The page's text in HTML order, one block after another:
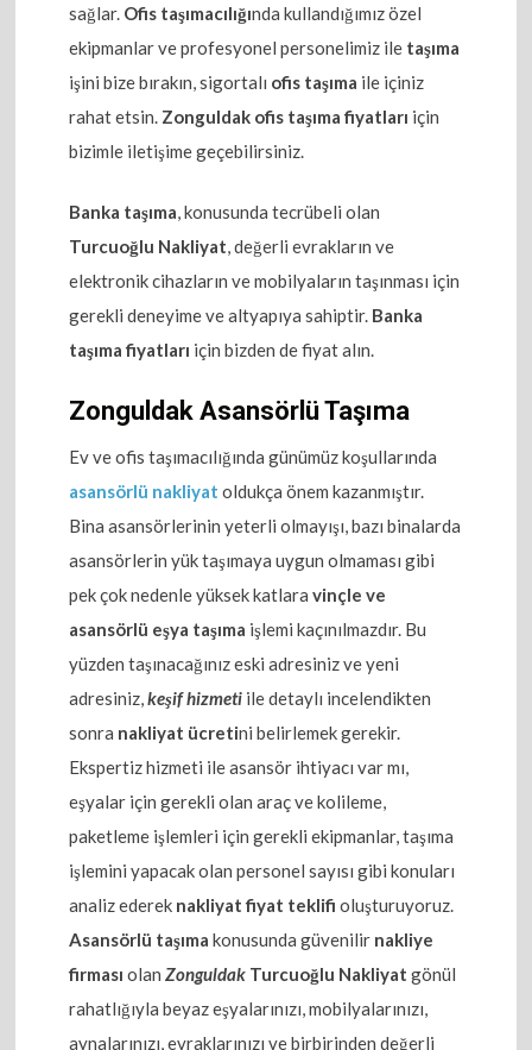
sağlar. Ofis taşımacılığında kullandığımız özel
ekipmanlar ve profesyonel personelimiz ile taşıma
işini bize bırakın, sigortalı ofis taşıma ile içiniz
rahat etsin. Zonguldak ofis taşıma fiyatları için
bizimle iletişime geçebilirsiniz.
Banka taşıma, konusunda tecrübeli olan
Turcuoğlu Nakliyat, değerli evrakların ve
elektronik cihazların ve mobilyaların taşınması için
gerekli deneyime ve altyapıya sahiptir. Banka
taşıma fiyatları için bizden de fiyat alın.
Zonguldak Asansörlü Taşıma
Ev ve ofis taşımacılığında günümüz koşullarında
asansörlü nakliyat oldukça önem kazanmıştır.
Bina asansörlerinin yeterli olmayışı, bazı binalarda
asansörlerin yük taşımaya uygun olmaması gibi
pek çok nedenle yüksek katlaravinçle ve
asansörlü eşya taşıma işlemi kaçınılmazdır. Bu
yüzden taşınacağınız eski adresiniz ve yeni
adresiniz,keşif hizmeti ile detaylı incelendikten
sonra nakliyat ücretini belirlemek gerekir.
Ekspertiz hizmeti ile asansör ihtiyacı var mı,
eşyalar için gerekli olan araç ve kolileme,
paketleme işlemleri için gerekli ekipmanlar, taşıma
işlemini yapacak olan personel sayısı gibi konuları
analiz ederek nakliyat fiyat teklifi oluşturuyoruz.
Asansörlü taşıma konusunda güvenilir nakliye
firması olanZonguldak Turcuoğlu Nakliyat gönül
rahatlığıyla beyaz eşyalarınızı, mobilyalarınızı,
aynalarınızı, evraklarınızı ve birbirinden değerli